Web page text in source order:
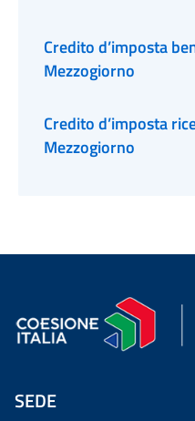
Credito d’imposta
Mezzogiorno
Credito d’imposta
Mezzogiorno
SEDE